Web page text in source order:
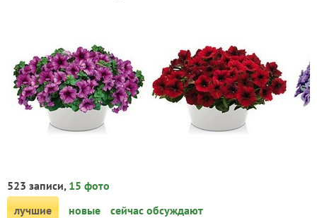
523 записи, 15 фото
лучшие
новые сейчас обсуждают